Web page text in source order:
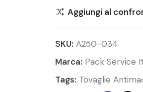
Aggiungi al
SKU: A250-034
Marca: Pack Service
Tags: Tovaglie